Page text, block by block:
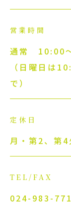
営業時間
通常 10:00
（日曜日は
で）
定休日
月・第2、第4
TEL/FAX
024-983-